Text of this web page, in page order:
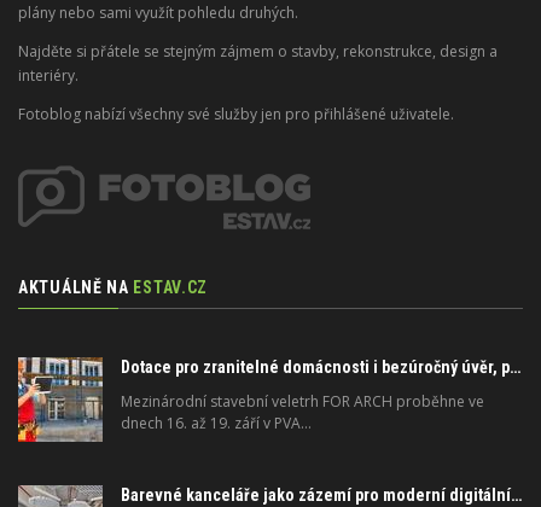
plány nebo sami využít pohledu druhých.
Najděte si přátele se stejným zájmem o stavby, rekonstrukce, design a
interiéry.
Fotoblog nabízí všechny své služby jen pro přihlášené uživatele.
AKTUÁLNĚ NA ESTAV.CZ
Dotace pro zranitelné domácnosti i bezúročný úvěr, poradenství na veletrhu FOR ARCH
Mezinárodní stavební veletrh FOR ARCH proběhne ve
dnech 16. až 19. září v PVA…
Barevné kanceláře jako zázemí pro moderní digitální média